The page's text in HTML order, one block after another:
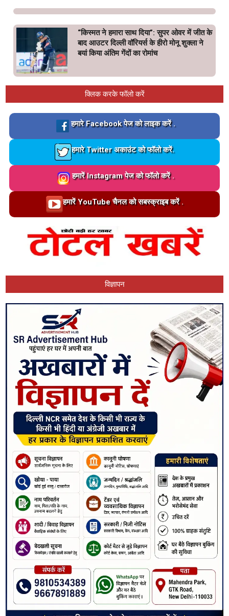
“किस्मत ने हमारा साथ दिया”: सुपर ओवर में जीत के
बाद आउटर दिल्ली वॉरियर्स के हीरो मोनू शुक्ला ने
बयां किया अंतिम गेंदों का रोमांच
क्लिक करके फॉलो करें
Loading…
हमारे Facebook पेज को लाइक करें .
Loading…
हमारे Twitter अकाउंट को फॉलो करें.
Loading…
हमारें Instagram पेज को फॉलो करें .
Loading…
हमारें YouTube चैनल को सबस्क्राइब करें .
विज्ञापन